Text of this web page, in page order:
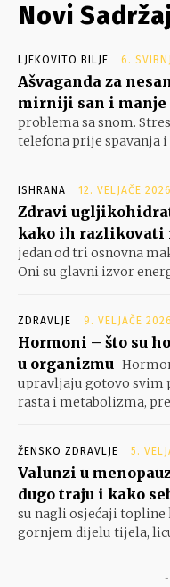
Novi
LJEKOVITO BILJE 6.
Ašvaganda za
mirniji san i manje
problema sa snom.
telefona prije spavanja
ISHRANA 12. VELJAČE
Zdravi
kako ih razlikovati
jedan od tri osnovna
Oni su glavni izvor
ZDRAVLJE 9. VELJAČE
Hormoni – što su
u organizmu
upravljaju gotovo svim
rasta i metabolizma,
ŽENSKO ZDRAVLJE 5.
Valunzi u
dugo traju i kako
su nagli osjećaji topline
gornjem dijelu tijela,
-